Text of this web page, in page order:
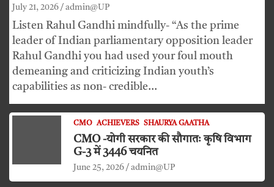
July 21, 2026 admin@UP
Listen Rahul Gandhi mindfully- “As the prime
leader of Indian parliamentary opposition leader
Rahul Gandhi you had used your foul mouth
demeaning and criticizing Indian youth’s
capabilities as non- credible…
CMO ACHIEVERS SHAURYA GAATHA
CMO -योगी सरकार की सौगातः कृषि विभाग
G-3 में 3446 चयनित
June 25, 2026 admin@UP